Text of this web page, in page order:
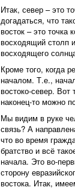
Итак, север – это
догадаться, что
восток – это точка
восходящий столп
восходящего
Кроме того, когда
началом. Т.е.,
востоко-север.
наконец-то можно
Мы видим в руке
связь? А
что во время
братство и всё
начала. Это во-
сторону
востока. Итак,